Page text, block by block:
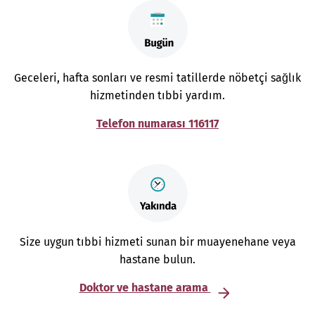
Geceleri, hafta sonları ve resmi tatillerde nöbetçi sağlık
hizmetinden tıbbi yardım.
Telefon numarası 116117
Size uygun tıbbi hizmeti sunan bir muayenehane veya
hastane bulun.
Doktor ve hastane arama